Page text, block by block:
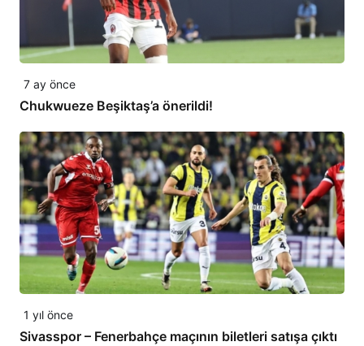
7 ay önce
Chukwueze Beşiktaş’a önerildi!
1 yıl önce
Sivasspor – Fenerbahçe maçının biletleri satışa çıktı